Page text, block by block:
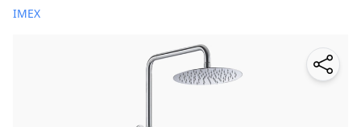
IMEX